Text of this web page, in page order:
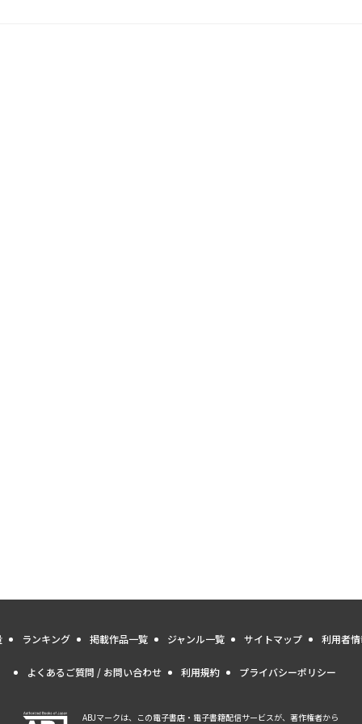
ランキング 掲載作品一覧 ジャンル一覧 サイトマップ 利用者
よくあるご質問 / お問い合わせ 利用規約 プライバシーポリシー
ABJマークは、この電子書店・電子書籍配信サービスが、著作権者から